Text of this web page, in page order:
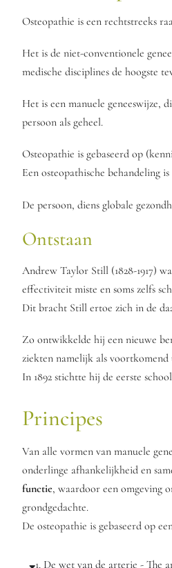
Osteopathie is een rechtstreeks
Het is de niet-conventionele
medische disciplines de hoogste
Het is een manuele geneeswijze,
persoon als geheel.
Osteopathie is gebaseerd op
Een osteopathische behandeling
De persoon, diens globale
Ontstaan
Andrew Taylor Still (1828-1917)
effectiviteit miste en soms zelfs
Dit bracht Still ertoe zich in de
Zo ontwikkelde hij een nieuwe
ziekten namelijk als voortkomend
In 1892 stichtte hij de eerste
Principes
Van alle vormen van manuele
onderlinge afhankelijkheid en
functie, waardoor een omgeving
grondgedachte.
De osteopathie is gebaseerd op
1. De wet van de arterie - The